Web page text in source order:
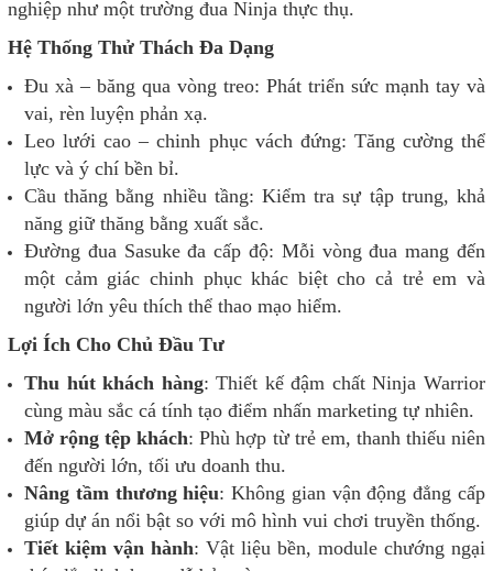
nghiệp như một trường đua Ninja thực thụ.
Hệ Thống Thử Thách Đa Dạng
Đu xà – băng qua vòng treo: Phát triển sức mạnh tay và
vai, rèn luyện phản xạ.
Leo lưới cao – chinh phục vách đứng: Tăng cường thể
lực và ý chí bền bỉ.
Cầu thăng bằng nhiều tầng: Kiểm tra sự tập trung, khả
năng giữ thăng bằng xuất sắc.
Đường đua Sasuke đa cấp độ: Mỗi vòng đua mang đến
một cảm giác chinh phục khác biệt cho cả trẻ em và
người lớn yêu thích thể thao mạo hiểm.
Lợi Ích Cho Chủ Đầu Tư
Thu hút khách hàng: Thiết kế đậm chất Ninja Warrior
cùng màu sắc cá tính tạo điểm nhấn marketing tự nhiên.
Mở rộng tệp khách: Phù hợp từ trẻ em, thanh thiếu niên
đến người lớn, tối ưu doanh thu.
Nâng tầm thương hiệu: Không gian vận động đẳng cấp
giúp dự án nổi bật so với mô hình vui chơi truyền thống.
Tiết kiệm vận hành: Vật liệu bền, module chướng ngại